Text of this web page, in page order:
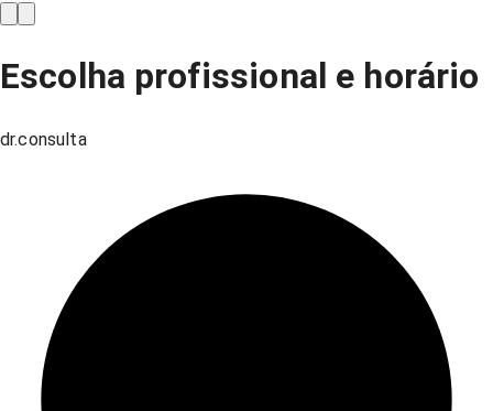
Escolha profissional e horário
dr.consulta